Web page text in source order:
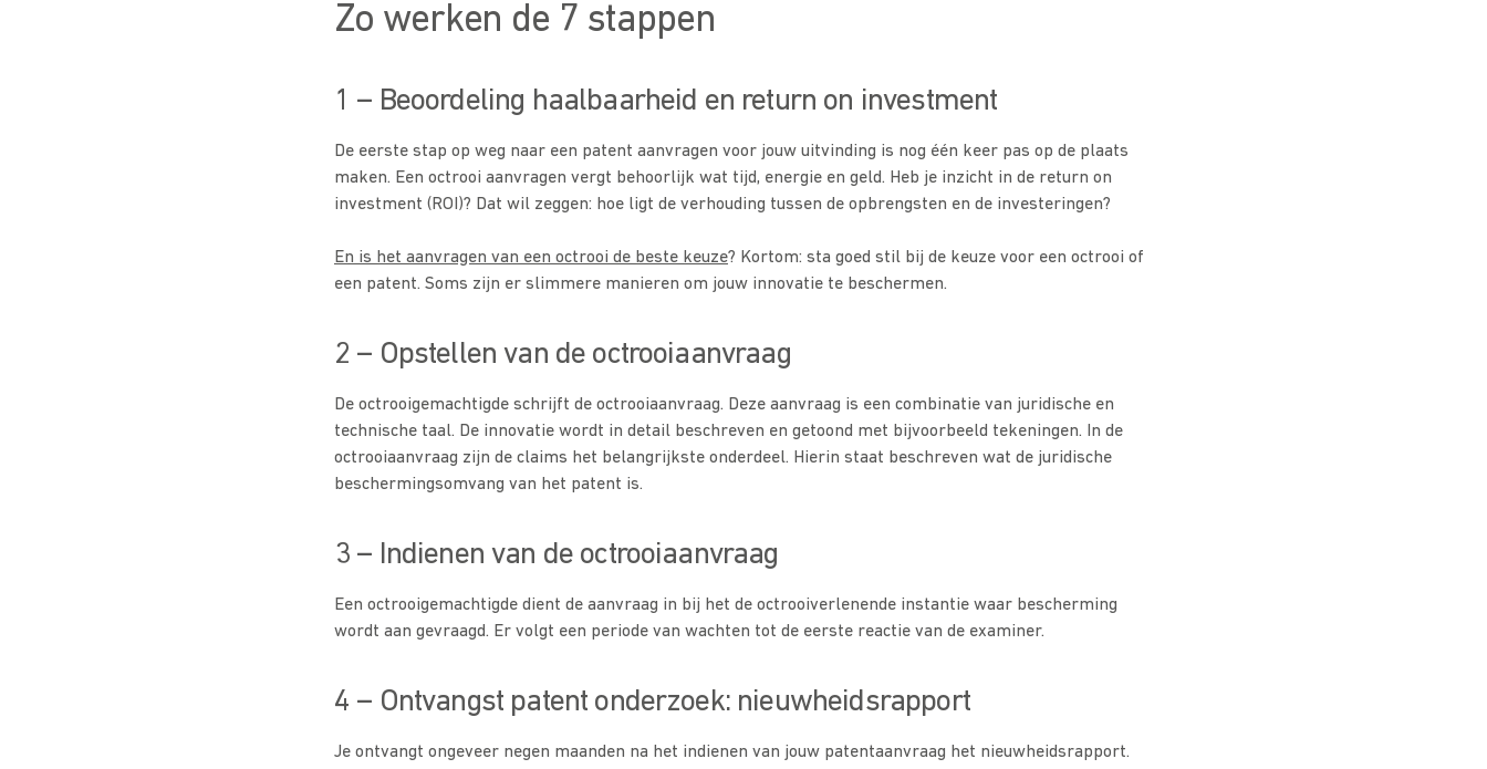
Zo werken de 7 stappen
1 – Beoordeling haalbaarheid en return on investment
De eerste stap op weg naar een patent aanvragen voor jouw uitvinding is nog één keer pas op de plaats
maken. Een octrooi aanvragen vergt behoorlijk wat tijd, energie en geld. Heb je inzicht in de return on
investment (ROI)? Dat wil zeggen: hoe ligt de verhouding tussen de opbrengsten en de investeringen?
En is het aanvragen van een octrooi de beste keuze? Kortom: sta goed stil bij de keuze voor een octrooi of
een patent. Soms zijn er slimmere manieren om jouw innovatie te beschermen.
2 – Opstellen van de octrooiaanvraag
De octrooigemachtigde schrijft de octrooiaanvraag. Deze aanvraag is een combinatie van juridische en
technische taal. De innovatie wordt in detail beschreven en getoond met bijvoorbeeld tekeningen. In de
octrooiaanvraag zijn de claims het belangrijkste onderdeel. Hierin staat beschreven wat de juridische
beschermingsomvang van het patent is.
3 – Indienen van de octrooiaanvraag
Een octrooigemachtigde dient de aanvraag in bij het de octrooiverlenende instantie waar bescherming
wordt aan gevraagd. Er volgt een periode van wachten tot de eerste reactie van de examiner.
4 – Ontvangst patent onderzoek: nieuwheidsrapport
Je ontvangt ongeveer negen maanden na het indienen van jouw patentaanvraag het nieuwheidsrapport.